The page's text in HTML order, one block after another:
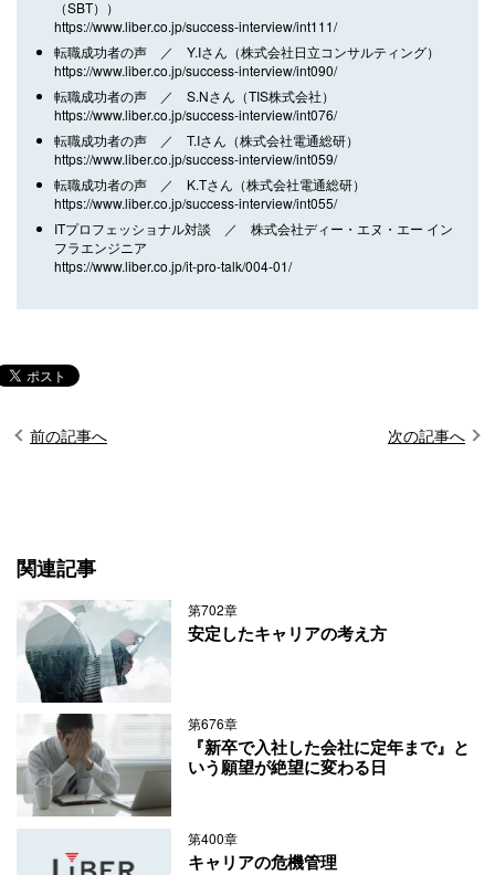
（SBT））
https://www.liber.co.jp/success-interview/int111/
転職成功者の声 ／ Y.Iさん（株式会社日立コンサルティング）
https://www.liber.co.jp/success-interview/int090/
転職成功者の声 ／ S.Nさん（TIS株式会社）
https://www.liber.co.jp/success-interview/int076/
転職成功者の声 ／ T.Iさん（株式会社電通総研）
https://www.liber.co.jp/success-interview/int059/
転職成功者の声 ／ K.Tさん（株式会社電通総研）
https://www.liber.co.jp/success-interview/int055/
ITプロフェッショナル対談 ／ 株式会社ディー・エヌ・エー イン
フラエンジニア
https://www.liber.co.jp/it-pro-talk/004-01/
前の記事へ 次の記事へ
関連記事
第702章
安定したキャリアの考え方
第676章
『新卒で入社した会社に定年まで』と
いう願望が絶望に変わる日
第400章
キャリアの危機管理